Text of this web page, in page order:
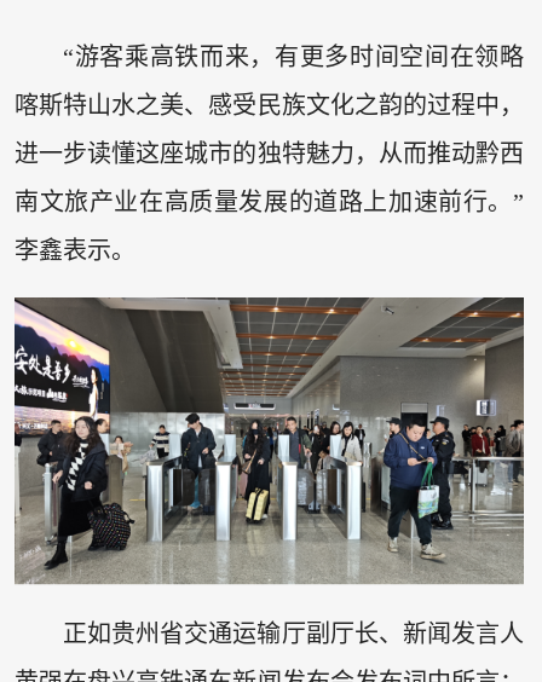
“游客乘高铁而来，有更多时间空间在领略
喀斯特山水之美、感受民族文化之韵的过程中，
进一步读懂这座城市的独特魅力，从而推动黔西
南文旅产业在高质量发展的道路上加速前行。”
李鑫表示。
正如贵州省交通运输厅副厅长、新闻发言人